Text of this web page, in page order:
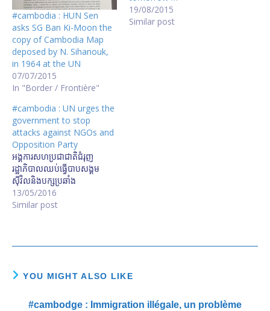
#cambodia : HUN Sen
asks SG Ban Ki-Moon the
copy of Cambodia Map
deposed by N. Sihanouk,
in 1964 at the UN
07/07/2015
In "Border / Frontière"
19/08/2015
Similar post
#cambodia : UN urges the
government to stop
attacks against NGOs and
Opposition Party
អង្គការ​សហប្រជាជាតិ​ជំរុញ​
រដ្ឋាភិបាល​ឈប់​ធ្វើ​បាប​សង្គម​
ស៊ីវិល​និង​បក្ស​ប្រឆាំង
13/05/2016
Similar post
YOU MIGHT ALSO LIKE
#cambodge : Immigration illégale, un problème